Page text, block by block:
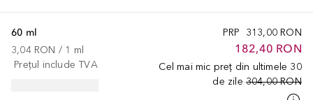
PRP 313,00 RON
182,40 RON
Cel mai mic preț din ultimele 30
de zile 304,00 RON
60 ml
3,04 RON / 1 ml
Prețul include TVA